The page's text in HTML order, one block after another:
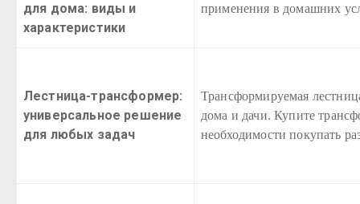
для дома: виды и
характеристики
применения в домашних
Лестница-трансформер:
универсальное решение
для любых задач
Трансформируемая
дома и дачи. Купите
необходимости покупать